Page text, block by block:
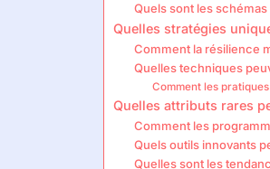
Quels sont les
Quelles stratégies
Comment la résilience
Quelles techniques
Comment les
Quelles attributs rares
Comment les
Quels outils innovants
Quelles sont les